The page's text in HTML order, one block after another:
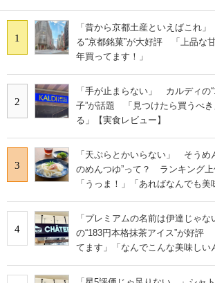
1
「昔から京都土産といえばこれ
る“京都銘菓”が大好評 「上品な
年買ってます！」
2
「手が止まらない」 カルディの
子”が話題 「見つけたら買うべ
る」【実食レビュー】
3
「天ぷらとかいらない」 そうめ
のめんつゆ”って？ ランキング上
「うっま！」「あればなんでも美
4
「プレミアムの名前は伊達じゃ
の“183円本格抹茶アイス”が好評
てます」「なんでこんな美味しい